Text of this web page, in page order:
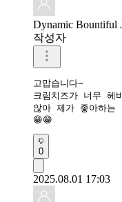
Dynamic Bountiful
작성자
고맙습니다~
크림치즈가 너무 헤
않아 제가 좋아하는
😁😁
0
2025.08.01 17:03